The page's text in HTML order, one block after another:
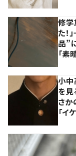
修学
た！
品”
「素
小中
を見
さか
「イ